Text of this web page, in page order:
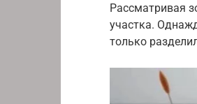
Рассматривая
участка.
только